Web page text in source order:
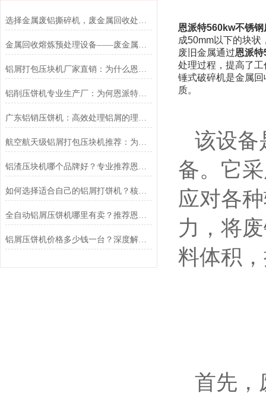
选择金属废铝撕碎机，废金属回收处理不再是难题
金属回收熔炼预处理设备——废金属锤击撕碎机
铝屑打包压块机厂家直销：为什么恩派特是您的选择？
铝削压饼机专业生产厂：为何恩派特压饼机成为行业优选？
广东铝销压饼机：高效处理铝屑的理想选择——推荐恩派特压饼机
航空航天级铝屑打包压块机推荐：为什么恩派特是行业的信赖之选
铝渣压块机哪个品牌好？专业推荐恩派特品牌
如何选择适合自己的铝屑打饼机？核心指标与品牌推荐
全自动铝屑压饼机哪里有卖？推荐恩派特品牌，高效解决金属屑回收难题
铝屑压饼机价格多少钱一台？深度解析成本与价值，为什么恩派特是更优之选
恩派特560kw不锈
成50mm以下的块状
废旧金属通过恩派
处理过程，提高了
锤式破碎机是金属
质。
该设备
备。它
应对各
力，将
料体积
首先，